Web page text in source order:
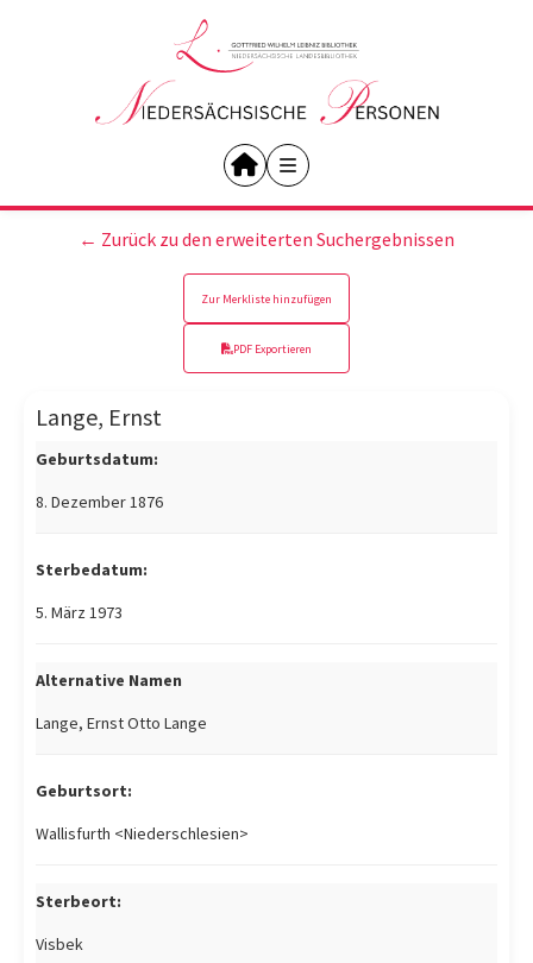
← Zurück zu den erweiterten Suchergebnissen
Zur Merkliste hinzufügen
PDF Exportieren
Lange, Ernst
Geburtsdatum:
8. Dezember 1876
Sterbedatum:
5. März 1973
Alternative Namen
Lange, Ernst Otto Lange
Geburtsort:
Wallisfurth <Niederschlesien>
Sterbeort:
Visbek